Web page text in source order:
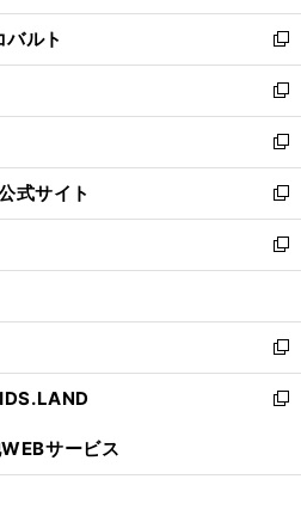
開
く
ウ
で
開
く
ン
ド
ウ
で
開
く
ウ
ィ
ン
ド
ウ
で
開
く
ルト
新
し
い
ウ
ィ
ン
ド
ウ
で
開
新
し
い
ウ
ィ
ン
ド
ウ
開
く
新
し
い
ウ
ィ
ン
ウ
で
開
く
式サイト
新
し
い
ウ
ン
ド
ウ
で
新
し
ウ
ィ
ン
ド
開
新
し
い
ン
新
ウ
サービス